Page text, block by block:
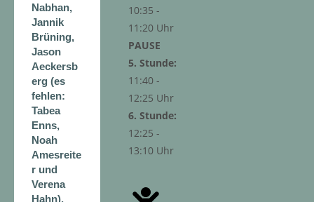
10:35 -
11:20 Uhr
PAUSE
5. Stunde:
11:40 -
12:25 Uhr
6. Stunde:
12:25 -
13:10 Uhr
Nabhan,
Jannik
Brüning,
Jason
Aeckersb
erg (es
fehlen:
Tabea
Enns,
Noah
Amesreite
r und
Verena
Hahn).